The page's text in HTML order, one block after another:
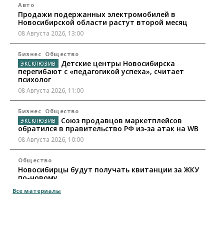
Авто
Продажи подержанных электромобилей в
Новосибирской области растут второй месяц
08 Августа 2026, 13:00
Бизнес Общество
Детские центры Новосибирска
перегибают с «педагогикой успеха», считает
психолог
08 Августа 2026, 11:00
Бизнес Общество
Союз продавцов маркетплейсов
обратился в правительство РФ из-за атак на WB
08 Августа 2026, 10:00
Общество
Новосибирцы будут получать квитанции за ЖКУ
по-новому
08 Августа 2026, 09:00
Все материалы